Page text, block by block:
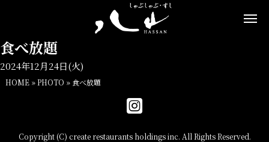
食べ放題
2024年12月24日(火)
HOME »PHOTO »食べ放題
Copyright (C) create restaurants holdings inc. All Rights Reserved.